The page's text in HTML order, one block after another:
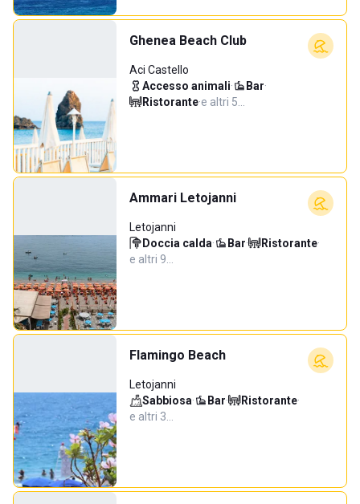
Ghenea Beach Club
Aci Castello
Accesso animali· Bar·
Ristorante·e altri 5…
Ammari Letojanni
Letojanni
Doccia calda· Bar· Ristorante·
e altri 9…
Flamingo Beach
Letojanni
Sabbiosa· Bar· Ristorante·
e altri 3…